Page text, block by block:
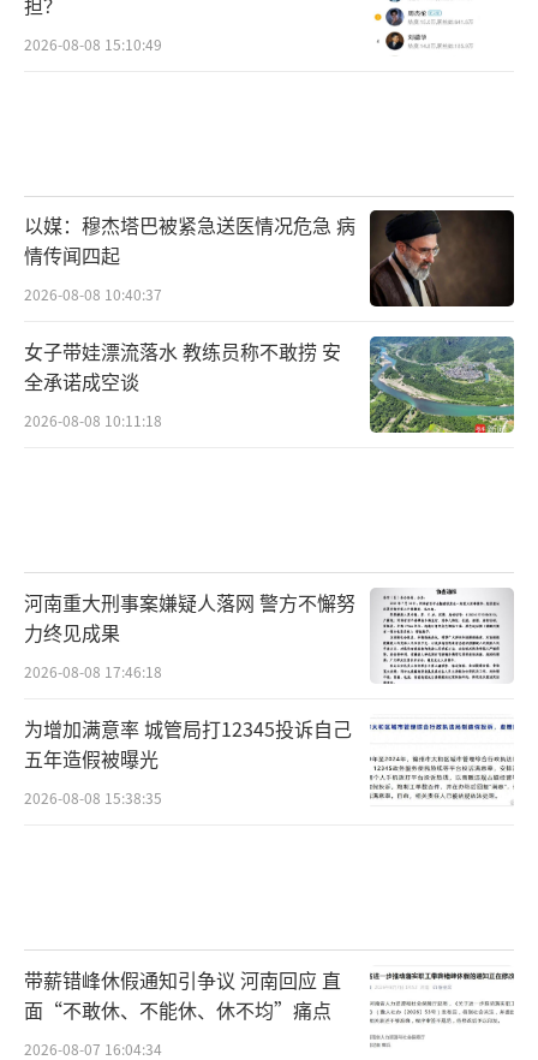
2026-08-08 15:10:49
以媒：穆杰塔巴被紧急送医情况危急 病
情传闻四起
2026-08-08 10:40:37
女子带娃漂流落水 教练员称不敢捞 安
全承诺成空谈
2026-08-08 10:11:18
河南重大刑事案嫌疑人落网 警方不懈努
力终见成果
2026-08-08 17:46:18
为增加满意率 城管局打12345投诉自己
五年造假被曝光
2026-08-08 15:38:35
带薪错峰休假通知引争议 河南回应 直
面“不敢休、不能休、休不均”痛点
2026-08-07 16:04:34